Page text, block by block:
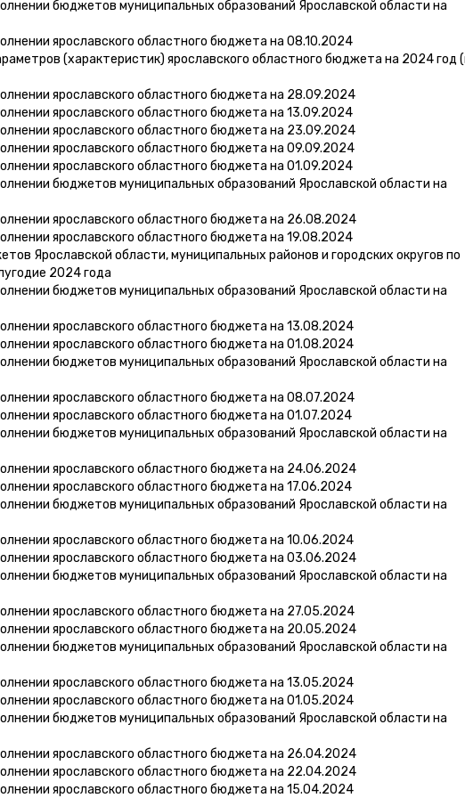
бюджетов муниципальных образований Ярославской области на
ярославского областного бюджета на 08.10.2024
(характеристик) ярославского областного бюджета на 2024 год
ярославского областного бюджета на 28.09.2024
ярославского областного бюджета на 13.09.2024
ярославского областного бюджета на 23.09.2024
ярославского областного бюджета на 09.09.2024
ярославского областного бюджета на 01.09.2024
бюджетов муниципальных образований Ярославской области на
ярославского областного бюджета на 26.08.2024
ярославского областного бюджета на 19.08.2024
Ярославской области, муниципальных районов и городских округов по
2024 года
бюджетов муниципальных образований Ярославской области на
ярославского областного бюджета на 13.08.2024
ярославского областного бюджета на 01.08.2024
бюджетов муниципальных образований Ярославской области на
ярославского областного бюджета на 08.07.2024
ярославского областного бюджета на 01.07.2024
бюджетов муниципальных образований Ярославской области на
ярославского областного бюджета на 24.06.2024
ярославского областного бюджета на 17.06.2024
бюджетов муниципальных образований Ярославской области на
ярославского областного бюджета на 10.06.2024
ярославского областного бюджета на 03.06.2024
бюджетов муниципальных образований Ярославской области на
ярославского областного бюджета на 27.05.2024
ярославского областного бюджета на 20.05.2024
бюджетов муниципальных образований Ярославской области на
ярославского областного бюджета на 13.05.2024
ярославского областного бюджета на 01.05.2024
бюджетов муниципальных образований Ярославской области на
ярославского областного бюджета на 26.04.2024
ярославского областного бюджета на 22.04.2024
ярославского областного бюджета на 15.04.2024